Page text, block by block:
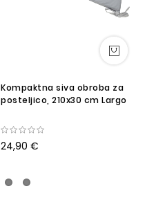
Kompaktna siva obroba za
posteljico, 210x30 cm Largo
24,90 €